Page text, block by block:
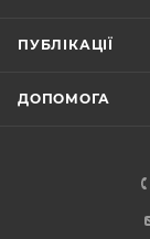
ПУБЛІКАЦІЇ
ДОПОМОГА